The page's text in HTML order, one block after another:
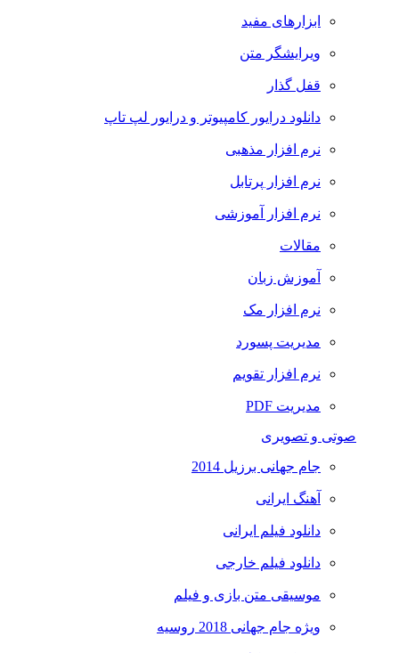
ابزارهای مفید
ویرایشگر متن
قفل گذار
دانلود درایور کامپیوتر و درایور لپ تاپ
نرم افزار مذهبی
نرم افزار پرتابل
نرم افزار آموزشی
مقالات
آموزش زبان
نرم افزار مک
مدیریت پسورد
نرم افزار تقویم
مدیریت PDF
صوتی و تصویری
جام جهانی برزیل 2014
آهنگ ایرانی
دانلود فیلم ایرانی
دانلود فیلم خارجی
موسیقی متن بازی و فیلم
ویژه جام جهانی 2018 روسیه